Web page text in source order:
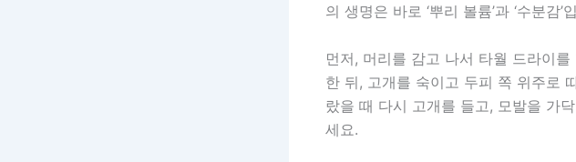
의 생명은 바로 ‘뿌리 볼륨’과 ‘수분감’
먼저, 머리를 감고 나서 타월 드라이
한 뒤, 고개를 숙이고 두피 쪽 위주로
랐을 때 다시 고개를 들고, 모발을 가
세요.